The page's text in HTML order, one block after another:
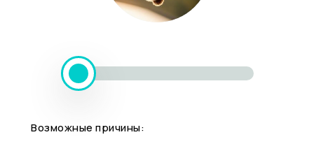
Возможные причины: